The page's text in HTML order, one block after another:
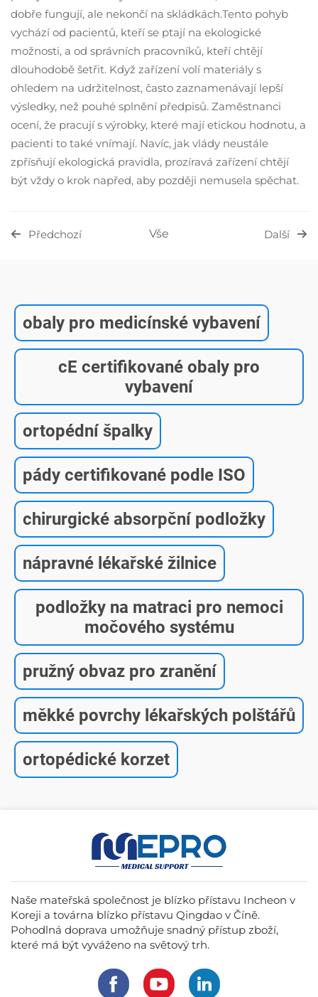
dobře fungují, ale nekončí na skládkách.Tento pohyb
vychází od pacientů, kteří se ptají na ekologické
možnosti, a od správních pracovníků, kteří chtějí
dlouhodobě šetřit. Když zařízení volí materiály s
ohledem na udržitelnost, často zaznamenávají lepší
výsledky, než pouhé splnění předpisů. Zaměstnanci
ocení, že pracují s výrobky, které mají etickou hodnotu, a
pacienti to také vnímají. Navíc, jak vlády neustále
zpřísňují ekologická pravidla, prozíravá zařízení chtějí
být vždy o krok napřed, aby později nemusela spěchat.
Předchozí Vše Další
obaly pro medicínské vybavení
cE certifikované obaly pro
vybavení
ortopédní špalky
pády certifikované podle ISO
chirurgické absorpční podložky
nápravné lékařské žilnice
podložky na matraci pro nemoci
močového systému
pružný obvaz pro zranění
měkké povrchy lékařských polštářů
ortopédické korzet
Naše mateřská společnost je blízko přístavu Incheon v
Koreji a továrna blízko přístavu Qingdao v Číně.
Pohodlná doprava umožňuje snadný přístup zboží,
které má být vyváženo na světový trh.